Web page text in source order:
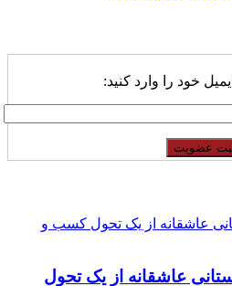
خود را وارد کنید:
عاشقانه از یک تحول